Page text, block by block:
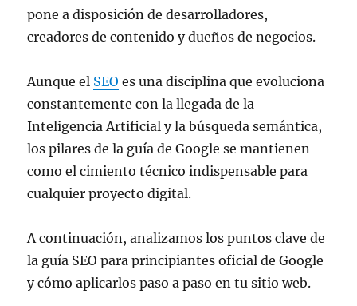
pone a disposición de desarrolladores,
creadores de contenido y dueños de negocios.
Aunque el SEO es una disciplina que evoluciona
constantemente con la llegada de la
Inteligencia Artificial y la búsqueda semántica,
los pilares de la guía de Google se mantienen
como el cimiento técnico indispensable para
cualquier proyecto digital.
A continuación, analizamos los puntos clave de
la guía SEO para principiantes oficial de Google
y cómo aplicarlos paso a paso en tu sitio web.